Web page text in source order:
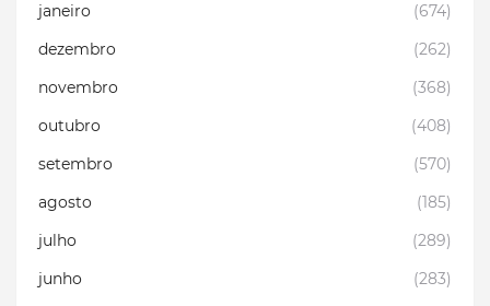
janeiro
(674)
dezembro
(262)
novembro
(368)
outubro
(408)
setembro
(570)
agosto
(185)
julho
(289)
junho
(283)